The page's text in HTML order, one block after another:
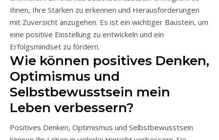
Ihnen, Ihre Stärken zu erkennen und Herausforderungen
mit Zuversicht anzugehen. Es ist ein wichtiger Baustein, um
eine positive Einstellung zu entwickeln und ein
Erfolgsmindset zu fördern.
Wie können positives Denken,
Optimismus und
Selbstbewusstsein mein
Leben verbessern?
Positives Denken, Optimismus und Selbstbewusstsein